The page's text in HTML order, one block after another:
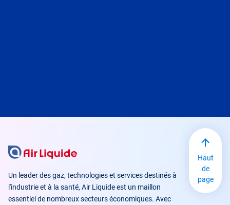
Un leader des gaz, technologies et services destinés à
l'industrie et à la santé, Air Liquide est un maillon
essentiel de nombreux secteurs économiques. Avec
Haut
de
page